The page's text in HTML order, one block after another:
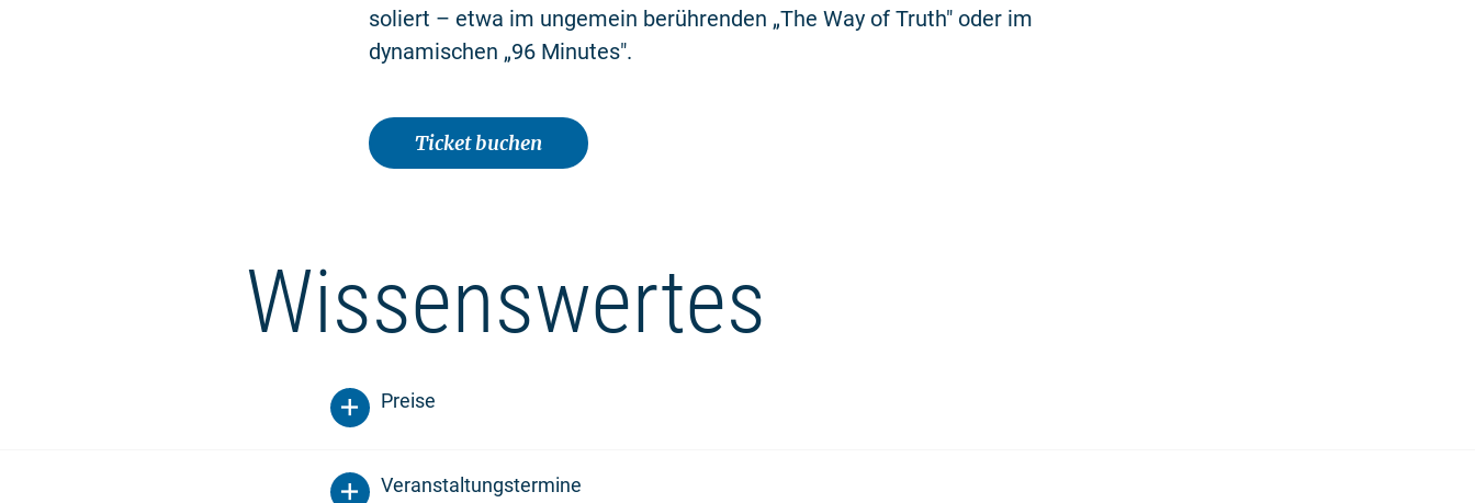
soliert – etwa im ungemein berührenden „The Way of Truth" oder im
dynamischen „96 Minutes".
Ticket buchen
Wissenswertes
Preise
Veranstaltungstermine